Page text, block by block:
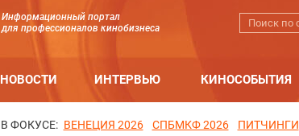
Информационный портал
для профессионалов кинобизнеса
НОВОСТИ ИНТЕРВЬЮ КИНОСОБЫТИЯ
В ФОКУСЕ: ВЕНЕЦИЯ 2026 СПБМКФ 2026 ПИТЧИНГИ